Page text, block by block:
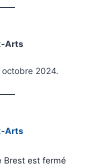
Arts
2024.
Arts
Brest est fermé